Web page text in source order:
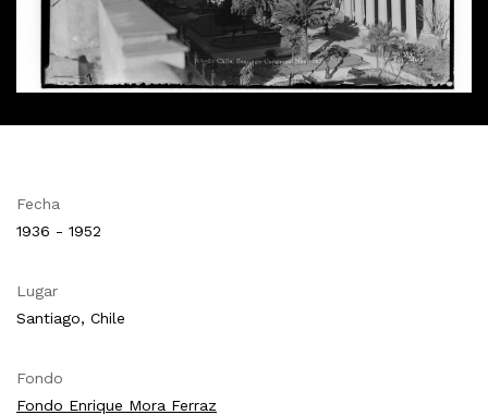
Fecha
1936 - 1952
Lugar
Santiago, Chile
Fondo
Fondo Enrique Mora Ferraz